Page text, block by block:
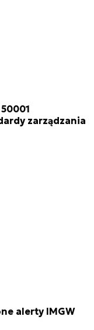
zarządzania
alerty IMGW